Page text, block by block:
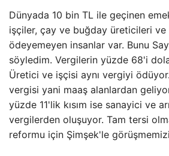
Dünyada 10 bin TL ile geçinen
işçiler, çay ve buğday üreticileri ve
ödeyemeyen insanlar var. Bunu
söyledim. Vergilerin yüzde 68'i
Üretici ve işçisi aynı vergiyi
vergisi yani maaş alanlardan
yüzde 11'lik kısım ise sanayici ve
vergilerden oluşuyor. Tam tersi
reformu için Şimşek'le